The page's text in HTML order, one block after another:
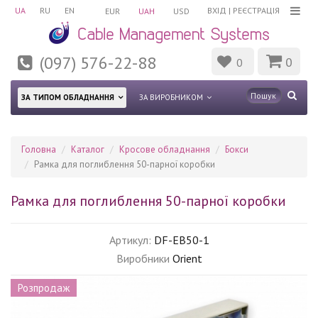
UA RU EN ВХІД | РЕЄСТРАЦІЯ
EUR UAH USD
(097) 576-22-88 0 0
ЗА ТИПОМ ОБЛАДНАННЯ ЗА ВИРОБНИКОМ
Головна Каталог Кросове обладнання
Бокси
Рамка для поглиблення 50-парної коробки
Рамка для поглиблення 50-парної коробки
Артикул: DF-EB50-1
Виробники Orient
Розпродаж